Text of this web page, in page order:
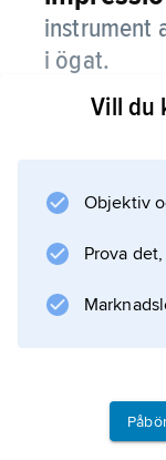
instrument
i ögat.
Det mest
rörlig pistong
trycket i ögat
Mätning av
diagnosen av
Vill du
Objektiv
Prova